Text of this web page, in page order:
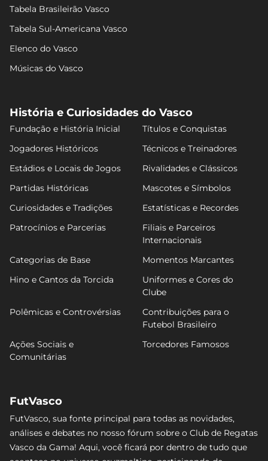
Tabela Brasileirão Vasco
Tabela Sul-Americana Vasco
Elenco do Vasco
Músicas do Vasco
História e Curiosidades do Vasco
Fundação e História Inicial
Títulos e Conquistas
Jogadores Históricos
Técnicos e Treinadores
Estádios e Locais de Jogos
Rivalidades e Clássicos
Partidas Históricas
Mascotes e Símbolos
Curiosidades e Tradições
Estatísticas e Recordes
Patrocínios e Parcerias
Filiais e Parceiros
Internacionais
Categorias de Base
Momentos Marcantes
Hino e Cantos da Torcida
Uniformes e Cores do
Clube
Polêmicas e Controvérsias
Contribuições para o
Futebol Brasileiro
Ações Sociais e
Comunitárias
Torcedores Famosos
FutVasco
FutVasco, sua fonte principal para todas as novidades,
análises e debates no nosso fórum sobre o Club de Regatas
Vasco da Gama! Aqui, você ficará por dentro de tudo que